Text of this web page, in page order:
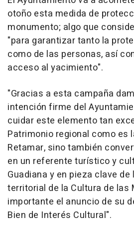
otoño esta medida de
monumento; algo que
"para garantizar tanto la
como de las personas, así
acceso al yacimiento".
"Gracias a esta campaña
intención firme del
cuidar este elemento tan
Patrimonio regional como es
Retamar, sino también
en un referente turístico y
Guadiana y en pieza clave
territorial de la Cultura de las
importante el anuncio de su
Bien de Interés Cultural".